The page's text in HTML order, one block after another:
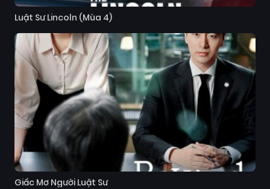
Luật Sư Lincoln (Mùa 4)
Giấc Mơ Người Luật Sư